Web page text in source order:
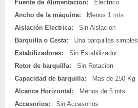
Fuente de Alimentacion:
Electrico
Ancho de la máquina:
Menos 1 mts
Aislación Electrica:
Sin Aislacion
Barquilla o Cesta:
Una barquillas simples
Estabilizadores:
Sin Estabilizador
Rotor de barquilla:
Sin Rotacion
Capacidad de barquilla:
Mas de 250 Kg
Alcance Horizontal:
Menos de 5 mts
Accesorios:
Sin Accesorios